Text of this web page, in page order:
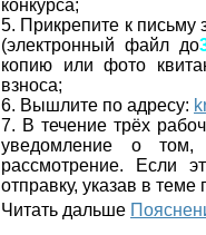
конкурса;
5. Прикрепите к письму
(электронный файл до
копию или фото
взноса;
6. Вышлите по адресу:
7. В течение трёх
уведомление о
рассмотрение. Если
отправку, указав в
Читать дальше